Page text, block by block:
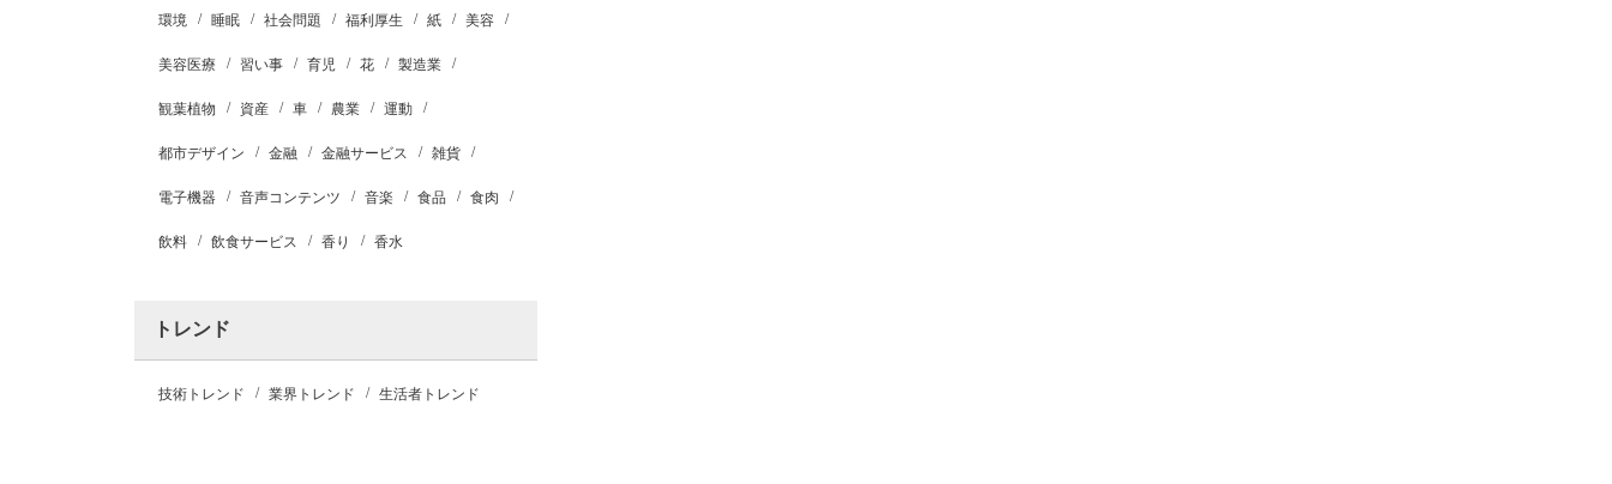
環境 睡眠 社会問題 福利厚生 紙 美容
美容医療 習い事 育児 花 製造業
観葉植物 資産 車 農業 運動
都市デザイン 金融 金融サービス 雑貨
電子機器 音声コンテンツ 音楽 食品 食肉
飲料 飲食サービス 香り 香水
トレンド
技術トレンド 業界トレンド 生活者トレンド